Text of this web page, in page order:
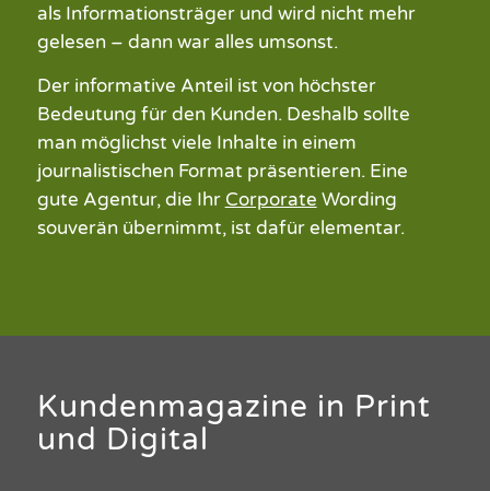
als Informationsträger und wird nicht mehr
gelesen – dann war alles umsonst.
Der informative Anteil ist von höchster
Bedeutung für den Kunden. Deshalb sollte
man möglichst viele Inhalte in einem
journalistischen Format präsentieren.Eine
gute Agentur, die Ihr Corporate Wording
souverän übernimmt, ist dafürelementar.
Kundenmagazine in Print
und Digital